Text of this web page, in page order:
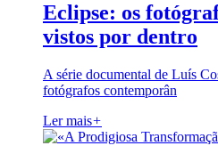
Eclipse: os
vistos por dentro
A série documental de Luís
fotógrafos contemporân
Ler mais+